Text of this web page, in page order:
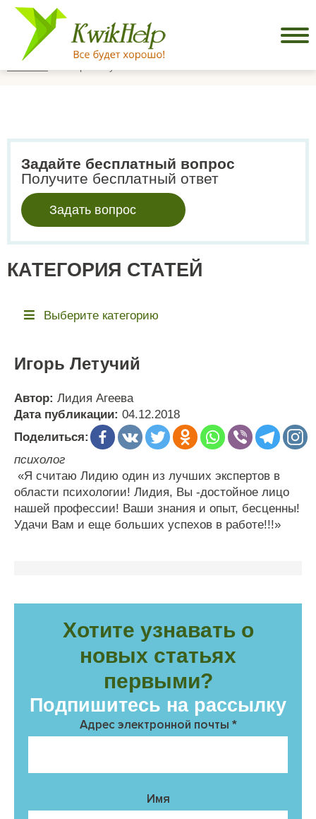
Задайте бесплатный вопрос
Получите бесплатный ответ
Задать вопрос
КАТЕГОРИЯ СТАТЕЙ
Выберите категорию
Игорь Летучий
Автор: Лидия Агеева
Дата публикации: 04.12.2018
Поделиться:
психолог
«Я считаю Лидию один из лучших экспертов в
области психологии! Лидия, Вы -достойное лицо
нашей профессии! Ваши знания и опыт, бесценны!
Удачи Вам и еще больших успехов в работе!!!»
Хотите узнавать о
новых статьях
первыми?
Подпишитесь на рассылку
Адрес электронной почты *
Имя